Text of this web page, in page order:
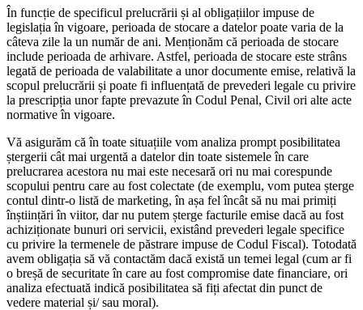
În funcție de specificul prelucrării și al obligațiilor impuse de
legislația în vigoare, perioada de stocare a datelor poate varia de la
câteva zile la un număr de ani. Menționăm că perioada de stocare
include perioada de arhivare. Astfel, perioada de stocare este strâns
legată de perioada de valabilitate a unor documente emise, relativă la
scopul prelucrării și poate fi influențată de prevederi legale cu privire
la prescripția unor fapte prevazute în Codul Penal, Civil ori alte acte
normative în vigoare.
Vă asigurăm că în toate situațiile vom analiza prompt posibilitatea
ștergerii cât mai urgentă a datelor din toate sistemele în care
prelucrarea acestora nu mai este necesară ori nu mai corespunde
scopului pentru care au fost colectate (de exemplu, vom putea șterge
contul dintr-o listă de marketing, în așa fel încât să nu mai primiți
înștiințări în viitor, dar nu putem șterge facturile emise dacă au fost
achiziționate bunuri ori servicii, existând prevederi legale specifice
cu privire la termenele de păstrare impuse de Codul Fiscal). Totodată
avem obligația să vă contactăm dacă există un temei legal (cum ar fi
o breșă de securitate în care au fost compromise date financiare, ori
analiza efectuată indică posibilitatea să fiți afectat din punct de
vedere material și/ sau moral).